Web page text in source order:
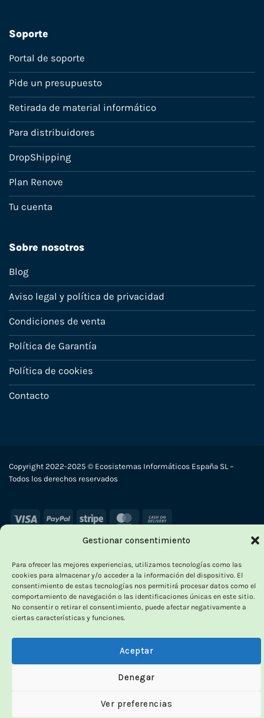
Gestionar consentimiento
Para ofrecer las mejores experiencias, utilizamos tecnologías como las
cookies para almacenar y/o acceder a la información del dispositivo. El
consentimiento de estas tecnologías nos permitirá procesar datos como el
comportamiento de navegación o las identificaciones únicas en este sitio.
No consentir o retirar el consentimiento, puede afectar negativamente a
ciertas características y funciones.
Aceptar
Denegar
Ver preferencias
Soporte
Portal de soporte
Pide un presupuesto
Retirada de material informático
Para distribuidores
DropShipping
Plan Renove
Tu cuenta
Sobre nosotros
Blog
Aviso legal y política de privacidad
Condiciones de venta
Política de Garantía
Política de cookies
Contacto
Copyright 2022-2025 © Ecosistemas Informáticos España SL –
Todos los derechos reservados
Visa PayPal Stripe MasterCard
×
Calidad probada,
precios imbatibles
100% funcionales